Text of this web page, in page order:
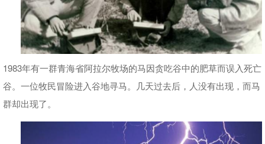
1983年有一群青海省阿拉尔牧场的马因贪吃谷中的肥草而误入死亡
谷。一位牧民冒险进入谷地寻马。几天过去后，人没有出现，而马
群却出现了。